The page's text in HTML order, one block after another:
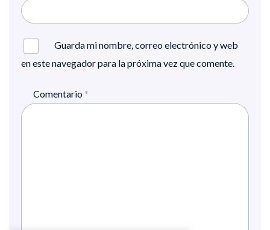
Guarda mi nombre, correo electrónico y web
en este navegador para la próxima vez que comente.
Comentario *